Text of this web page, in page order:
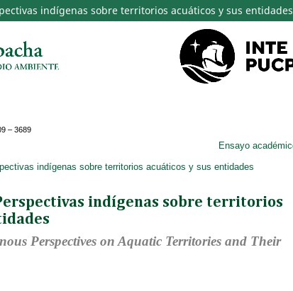
indígenas sobre territorios acuáticos y sus entidades